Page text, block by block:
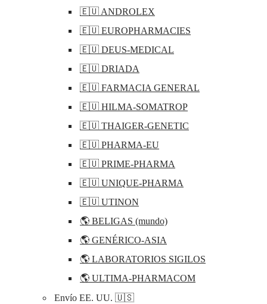
🇪🇺 ANDROLEX
🇪🇺 EUROPHARMACIES
🇪🇺 DEUS-MEDICAL
🇪🇺 DRIADA
🇪🇺 FARMACIA GENERAL
🇪🇺 HILMA-SOMATROP
🇪🇺 THAIGER-GENETIC
🇪🇺 PHARMA-EU
🇪🇺 PRIME-PHARMA
🇪🇺 UNIQUE-PHARMA
🇪🇺 UTINON
🌎 BELIGAS (mundo)
🌎 GENÉRICO-ASIA
🌎 LABORATORIOS SIGILOS
🌎 ULTIMA-PHARMACOM
Envío EE. UU. 🇺🇸